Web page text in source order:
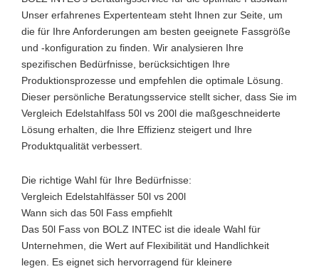
Unser erfahrenes Expertenteam steht Ihnen zur Seite, um
die für Ihre Anforderungen am besten geeignete Fassgröße
und -konfiguration zu finden. Wir analysieren Ihre
spezifischen Bedürfnisse, berücksichtigen Ihre
Produktionsprozesse und empfehlen die optimale Lösung.
Dieser persönliche Beratungsservice stellt sicher, dass Sie im
Vergleich Edelstahlfass 50l vs 200l die maßgeschneiderte
Lösung erhalten, die Ihre Effizienz steigert und Ihre
Produktqualität verbessert.
Die richtige Wahl für Ihre Bedürfnisse:
Vergleich Edelstahlfässer 50l vs 200l
Wann sich das 50l Fass empfiehlt
Das 50l Fass von BOLZ INTEC ist die ideale Wahl für
Unternehmen, die Wert auf Flexibilität und Handlichkeit
legen. Es eignet sich hervorragend für kleinere